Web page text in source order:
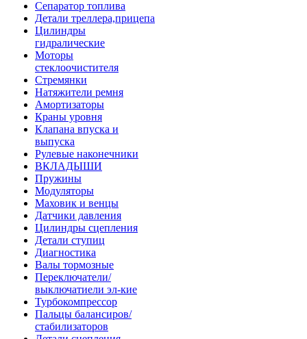
Сепаратор топлива
Детали треллера,прицепа
Цилиндры
гидралические
Моторы
стеклоочистителя
Стремянки
Натяжители ремня
Амортизаторы
Краны уровня
Клапана впуска и
выпуска
Рулевые наконечники
ВКЛАДЫШИ
Пружины
Модуляторы
Маховик и венцы
Датчики давления
Цилиндры сцепления
Детали ступиц
Диагностика
Валы тормозные
Переключатели/
выключатиели эл-кие
Турбокомпрессор
Пальцы балансиров/
стабилизаторов